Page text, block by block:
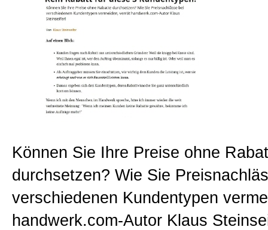
Presse-Lounge
Kontakt
Allgemein
Sitemap
Können Sie Ihre Preise ohne
durchsetzen? Wie Sie
verschiedenen Kundentypen
handwerk.com-Autor Klaus